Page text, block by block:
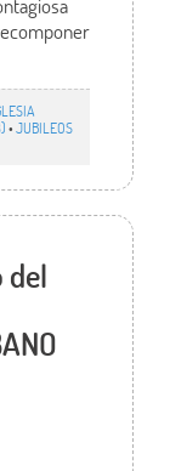
•JUBILEOS
del